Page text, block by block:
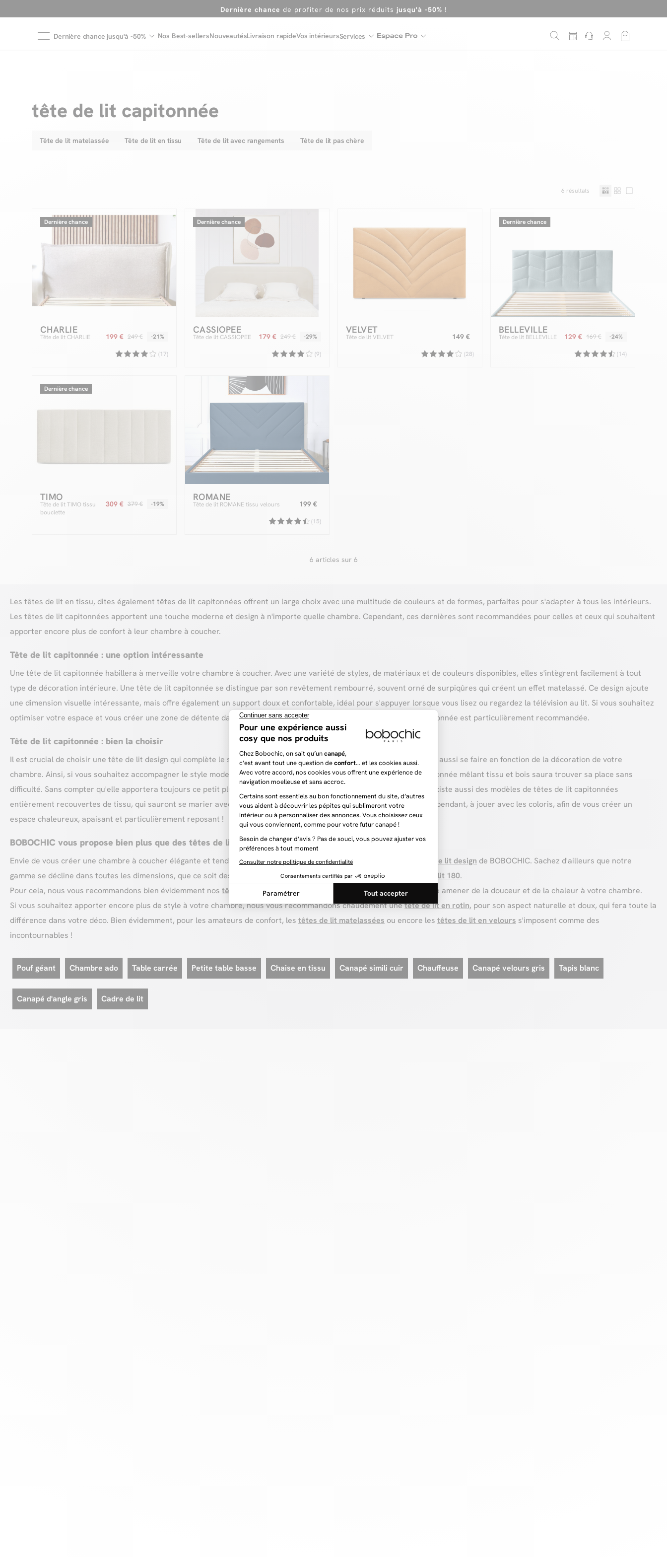
Dernière chance de profiter de nos prix réduits jusqu'à -50% !
Dernière chance jusqu'à -50% Nos Best-sellersNouveautésLivraison rapideVos intérieursServices
tête de lit capitonnée
Tête de lit matelassée Tête de lit en tissu Tête de lit avec rangements Tête de lit pas chère
6 résultats
Dernière chance
CHARLIE
Tête de lit CHARLIE 199 € 249 € -21%
(17)
Dernière chance
CASSIOPEE
Tête de lit CASSIOPEE 179 € 249 € -29%
(9)
VELVET
Tête de lit VELVET 149 €
(28)
Dernière chance
BELLEVILLE
Tête de lit BELLEVILLE 129 € 169 € -24%
(14)
Dernière chance
TIMO
Tête de lit TIMO tissu
bouclette
309 € 379 € -19%
ROMANE
Tête de lit ROMANE tissu velours 199 €
(15)
6 articles sur 6
Les têtes de lit en tissu, dites également têtes de lit capitonnées offrent un large choix avec une multitude de couleurs et de formes, parfaites pour s'adapter à tous les intérieurs.
Les têtes de lit capitonnées apportent une touche moderne et design à n'importe quelle chambre. Cependant, ces dernières sont recommandées pour celles et ceux qui souhaitent
apporter encore plus de confort à leur chambre à coucher.
Tête de lit capitonnée : une option intéressante
Une tête de lit capitonnée habillera à merveille votre chambre à coucher. Avec une variété de styles, de matériaux et de couleurs disponibles, elles s'intègrent facilement à tout
type de décoration intérieure. Une tête de lit capitonnée se distingue par son revêtement rembourré, souvent orné de surpiqûres qui créent un effet matelassé. Ce design ajoute
une dimension visuelle intéressante, mais offre également un support doux et confortable, idéal pour s'appuyer lorsque vous lisez ou regardez la télévision au lit. Si vous souhaitez
optimiser votre espace et vous créer une zone de détente dans votre lit, pour la phase pré-sommeil, la tête de lit capitonnée est particulièrement recommandée.
Tête de lit capitonnée : bien la choisir
Il est crucial de choisir une tête de lit design qui complète le style général de votre chambre. Le choix de la couleur doit aussi se faire en fonction de la décoration de votre
chambre. Ainsi, si vous souhaitez accompagner le style moderne ou scandinave de votre chambre, une tête de lit capitonnée mêlant tissu et bois saura trouver sa place sans
difficulté. Sans compter qu'elle apportera toujours ce petit plus de confort qui fera toute la différence. Qui plus est, il existe aussi des modèles de têtes de lit capitonnées
entièrement recouvertes de tissu, qui sauront se marier avec n'importe quelle décoration d'intérieur. N'hésitez pas, cependant, à jouer avec les coloris, afin de vous créer un
espace chaleureux, apaisant et particulièrement reposant !
BOBOCHIC vous propose bien plus que des têtes de lit capitonnées
Envie de vous créer une chambre à coucher élégante et tendance ? Rien de plus simple avec la vaste gamme de têtes de lit design de BOBOCHIC. Sachez d'ailleurs que notre
gamme se décline dans toutes les dimensions, que ce soit des
têtes de lit 140, destêtes de lit 160ou bien des têtes de lit 180.
Pour cela, nous vous recommandons bien évidemment nos têtes de lit en bois, ou encore nos têtes de lit beigepour une amener de la douceur et de la chaleur à votre chambre.
Si vous souhaitez apporter encore plus de style à votre chambre, nous vous recommandons chaudement unetête de lit en rotin, pour son aspect naturelle et doux, qui fera toute la
différence dans votre déco. Bien évidemment, pour les amateurs de confort, les têtes de lit matelassées ou encore les têtes de lit en velours s'imposent comme des
incontournables !
Pouf géant Chambre ado Table carrée Petite table basse Chaise en tissu Canapé simili cuir Chauffeuse Canapé velours gris Tapis blanc
Canapé d'angle gris Cadre de lit